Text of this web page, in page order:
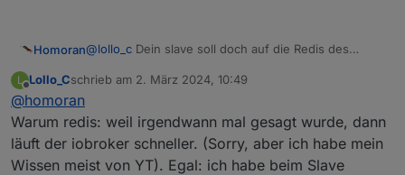
Homoran@lollo_c Dein slave soll doch auf die Redis des
(wieso überhaupt redis?)
dann muss hier (beim Slave) auch die IP des Masters
bei den objects mit JSONL bin ich mir da nicht sicher
L
Offline
Lollo_Cschrieb am 2. März 2024, 10:49
zuletzt editiert von
@homoran
Warum redis: weil irgendwann mal gesagt wurde, dann
läuft der iobroker schneller. (Sorry, aber ich habe mein
Wissen meist von YT). Egal: ich habe beim Slave